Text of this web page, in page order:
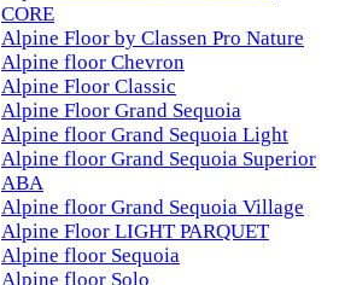
CORE
Alpine Floor by Classen Pro Nature
Alpine floor Chevron
Alpine Floor Classic
Alpine Floor Grand Sequoia
Alpine floor Grand Sequoia Light
Alpine floor Grand Sequoia Superior
ABA
Alpine floor Grand Sequoia Village
Alpine Floor LIGHT PARQUET
Alpine floor Sequoia
Alpine floor Solo